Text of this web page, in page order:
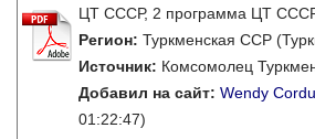
ЦТ СССР, 2 программа ЦТ
Регион: Туркменская ССР
Источник: Комсомолец
Добавил на сайт: Wendy
01:22:47)